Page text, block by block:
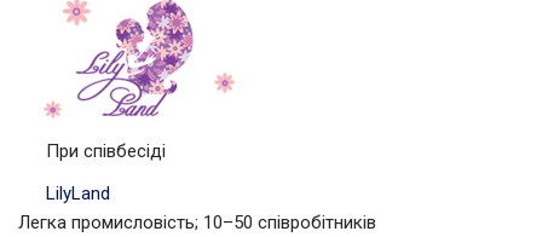
При співбесіді
LilyLand
Легка промисловість; 10–50 співробітників